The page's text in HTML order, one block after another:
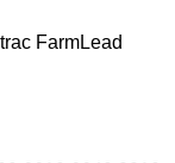
FarmLead